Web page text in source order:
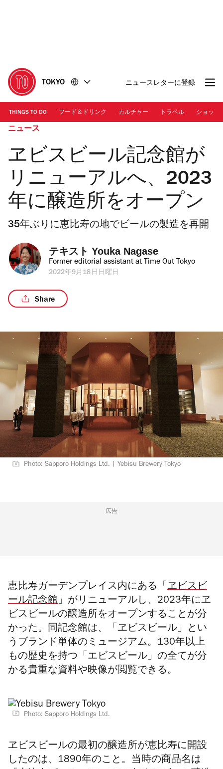
に
移
動
移
動
TOKYO ニュースレターに登録
THINGS TO DO フード＆ドリンク カルチャー トラベル ショッピ
ニュース
ヱビスビール記念館が
リニューアルへ、2023
年に醸造所をオープン
35年ぶりに恵比寿の地でビールの製造を再開
テキスト Youka Nagase
Former editorial assistant at Time Out Tokyo
2022年9月18日日曜日
Share
Photo: Sapporo Holdings Ltd. | Yebisu Brewery Tokyo
広告
恵比寿ガーデンプレイス内にある「 ヱビスビ
ール記念館」がリニューアルし、2023年にヱ
ビスビールの醸造所をオープンすることが分
かった。同記念館は、「ヱビスビール」とい
うブランド単体のミュージアム。130年以上
もの歴史を持つ「エビスビール」の全てが分
かる貴重な資料や映像が閲覧できる。
Photo: Sapporo Holdings Ltd.
ヱビスビールの最初の醸造所が恵比寿に開設
したのは、1890年のこと。当時の商品名は